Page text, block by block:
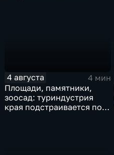
4 августа
4 мин
Площади, памятники,
зоосад: туриндустрия
края подстраивается под